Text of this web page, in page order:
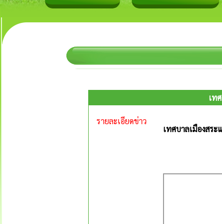
เท
รายละเอียดข่าว
เทศบาลเมืองสร